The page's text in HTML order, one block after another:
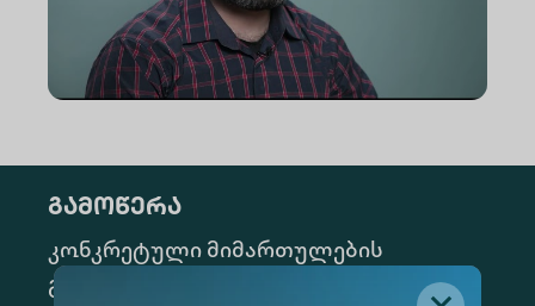
გამოწერა
კონკრეტული მიმართულების
გამოსაწერად, მონიშნეთ შესაბამისი